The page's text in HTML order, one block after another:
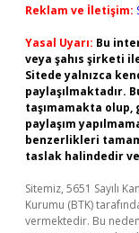
Reklam ve İletişim:
Yasal Uyarı: Bu
veya şahıs şirketi
Sitede yalnızca
paylaşılmaktadır.
taşımamakta olup,
paylaşım
benzerlikleri
taslak halindedir
Sitemiz, 5651 Sayılı
Kurumu (BTK)
vermektedir. Bu